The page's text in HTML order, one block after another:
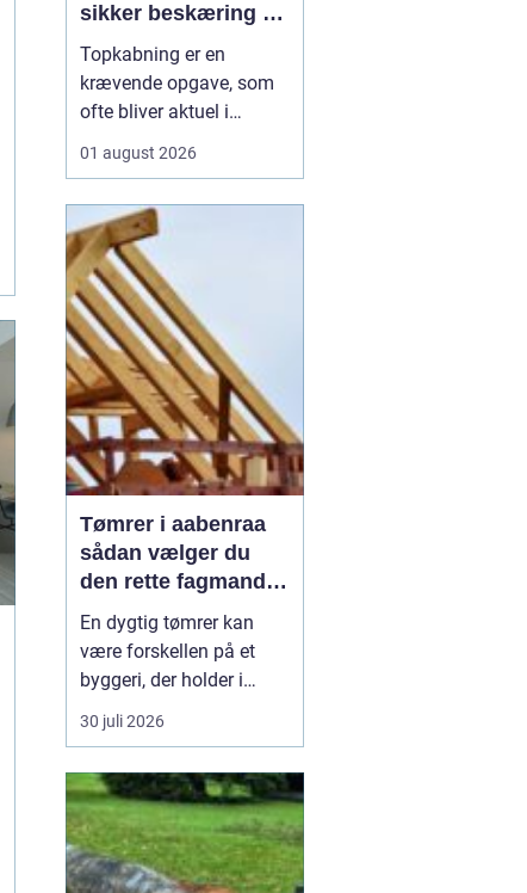
sikker beskæring af
store træer
Topkabning er en
krævende opgave, som
ofte bliver aktuel i
sommerhusområder og
Nordsjælland. Store
træer kan give skygge,
læ og charme, men de
kan også udvikle sig til
en risiko, hvis de st...
01 august 2026
Tømrer i aabenraa
sådan vælger du
den rette fagmand
til dit projekt
En dygtig tømrer kan
være forskellen på et
byggeri, der holder i
årtier, og et projekt, der
hurtigt giver problemer.
omkring Aabenraa, har
du mange muligheder,
men hvordan finder du
den rigtige
30 juli 2026